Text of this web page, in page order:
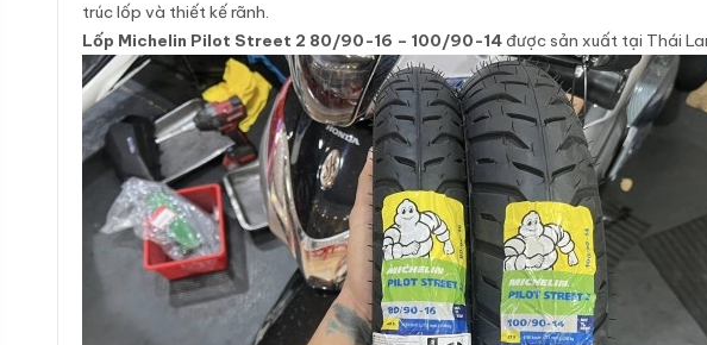
trúc lốp và thiết kế rãnh.
Lốp Michelin Pilot Street 2 80/90-16 – 100/90-14được sản xuất tại Thái